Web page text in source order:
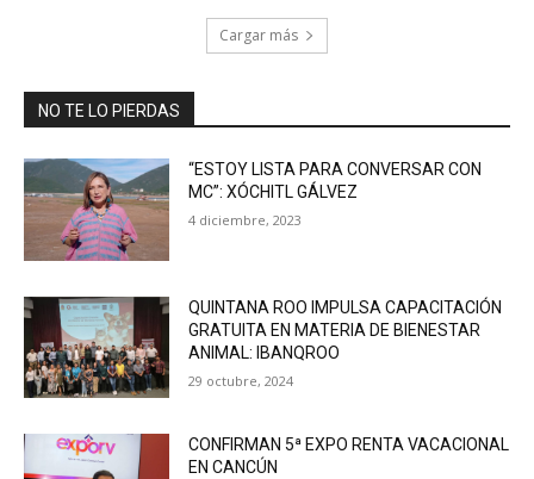
Cargar más
NO TE LO PIERDAS
“ESTOY LISTA PARA CONVERSAR CON
MC”: XÓCHITL GÁLVEZ
4 diciembre, 2023
QUINTANA ROO IMPULSA CAPACITACIÓN
GRATUITA EN MATERIA DE BIENESTAR
ANIMAL: IBANQROO
29 octubre, 2024
CONFIRMAN 5ª EXPO RENTA VACACIONAL
EN CANCÚN